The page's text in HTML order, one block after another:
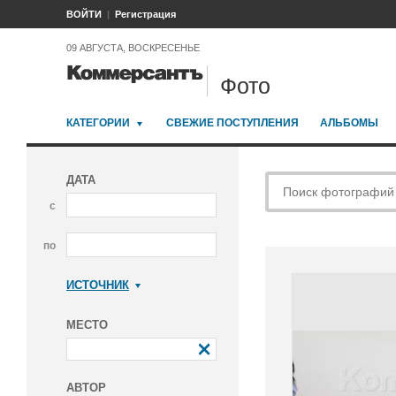
ВОЙТИ Регистрация
09 АВГУСТА, ВОСКРЕСЕНЬЕ
Фото
КАТЕГОРИИ СВЕЖИЕ ПОСТУПЛЕНИЯ АЛЬБОМЫ
ДАТА
с
по
ИСТОЧНИК
МЕСТО
АВТОР